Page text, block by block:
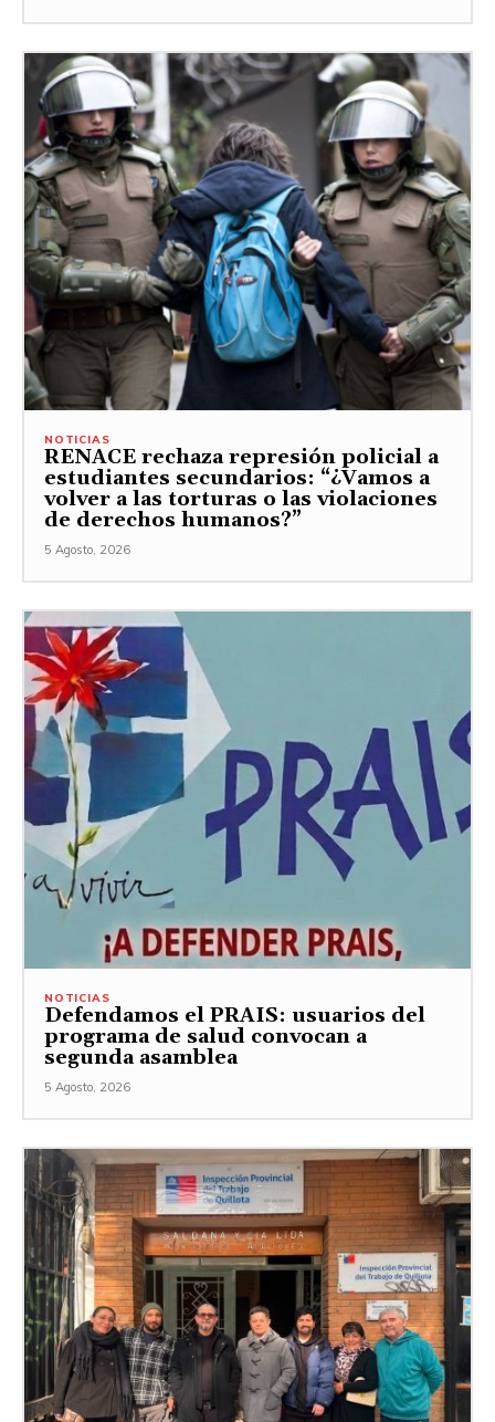
NOTICIAS
RENACE rechaza represión policial a
estudiantes secundarios: “¿Vamos a
volver a las torturas o las violaciones
de derechos humanos?”
5 Agosto, 2026
NOTICIAS
Defendamos el PRAIS: usuarios del
programa de salud convocan a
segunda asamblea
5 Agosto, 2026